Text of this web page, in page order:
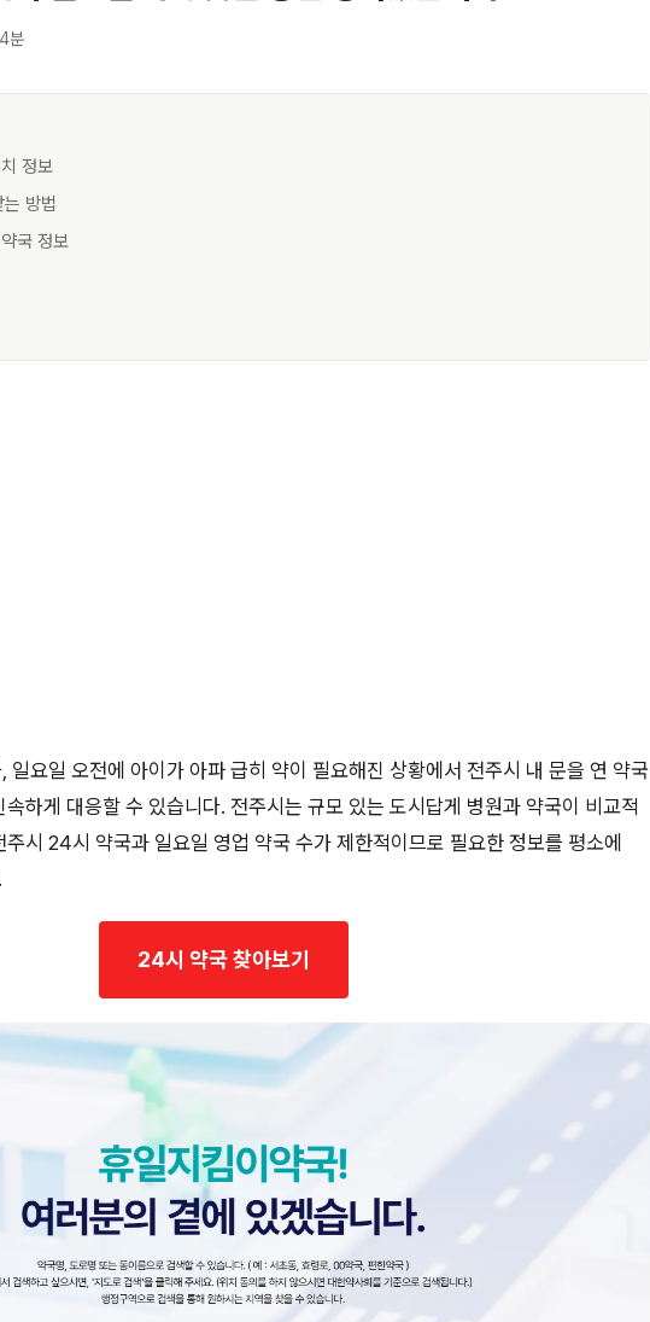
분
정보
방법
국 정보
일요일 오전에 아이가 아파 급히 약이 필요해진 상황에서 전주시 내 문을 연 약국
하게 대응할 수 있습니다. 전주시는 규모 있는 도시답게 병원과 약국이 비교적
시 24시 약국과 일요일 영업 약국 수가 제한적이므로 필요한 정보를 평소에
24시 약국 찾아보기